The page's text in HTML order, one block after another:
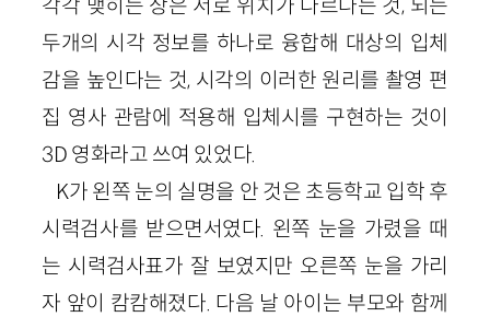
각각 맺히는 상은 서로 위치가 다르다는 것, 뇌는
두개의 시각 정보를 하나로 융합해 대상의 입체
감을 높인다는 것, 시각의 이러한 원리를 촬영 편
집 영사 관람에 적용해 입체시를 구현하는 것이
3D 영화라고 쓰여 있었다.
K가 왼쪽 눈의 실명을 안 것은 초등학교 입학 후
시력검사를 받으면서였다. 왼쪽 눈을 가렸을 때
는 시력검사표가 잘 보였지만 오른쪽 눈을 가리
자 앞이 캄캄해졌다. 다음 날 아이는 부모와 함께